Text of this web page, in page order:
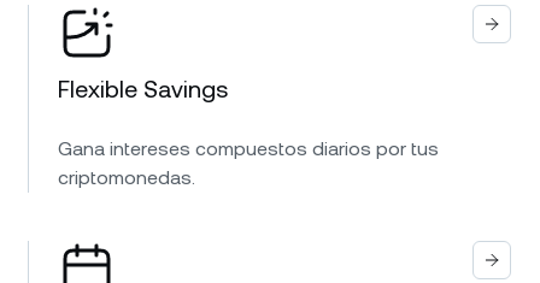
Flexible Savings
Gana intereses compuestos diarios por tus
criptomonedas.